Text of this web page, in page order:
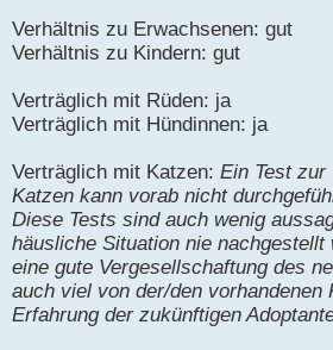
Verhältnis zu Erwachsenen: gut
Verhältnis zu Kindern: gut
Verträglich mit Rüden: ja
Verträglich mit Hündinnen: ja
Verträglich mit Katzen: Ein Test
Katzen kann vorab nicht
Diese Tests sind auch wenig
häusliche Situation nie nachgestellt
eine gute Vergesellschaftung des
auch viel von der/den vorhandenen
Erfahrung der zukünftigen